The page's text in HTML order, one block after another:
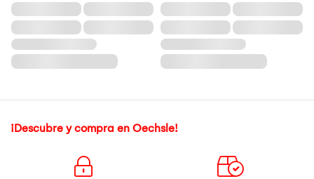
¡Descubre y compra en Oechsle!